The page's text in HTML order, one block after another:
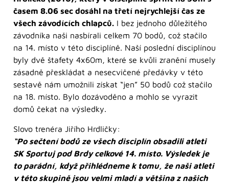
časem 8.06 sec dosáhl na třetí nejrychlejší čas ze
všech závodících chlapců. I bez jednoho důležitého
závodníka naši nasbírali celkem 70 bodů, což stačilo
na 14. místo v této disciplíně. Naší poslední disciplínou
byly dvě štafety 4x60m, které se kvůli zranění musely
zásadně přeskládat a nesecvičené předávky v této
sestavě nám umožnili získat “jen” 50 bodů což stačilo
na 18. místo. Bylo dozávoděno a mohlo se vyrazit
domů čekat na výsledky.
Slovo trenéra Jiřího Hrdličky:
“Po sečtení bodů ze všech disciplín obsadili atleti
SK Sportuj pod Brdy celkové 14. místo. Výsledek je
to parádní, když přihlédneme k tomu, že naši atleti
v této skupině jsou velmi mladí a většina z našich